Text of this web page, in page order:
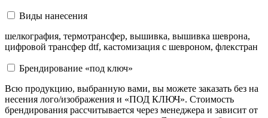
Виды нанесения
шелкография, термотрансфер, вышивка, вышивка шеврона,
цифровой трансфер dtf, кастомизация с шевроном, флекстран
Брендирование «под ключ»
Всю продукцию, выбранную вами, вы можете заказать без на
несения лого/изображения и «ПОД КЛЮЧ». Стоимость
брендирования рассчитывается через менеджера и зависит от